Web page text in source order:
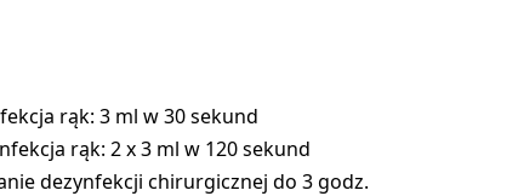
rąk: 3 ml w 30 sekund
rąk: 2 x 3 ml w 120 sekund
dezynfekcji chirurgicznej do 3 godz.